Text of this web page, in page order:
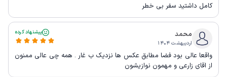
کامل داشتید سفر بی خطر
محمد
اردیبهشت ۱۴۰۴
پیشنهاد کرده
واقعا عالی بود فضا مطابق عکس ها نزدیک ب غار . همه چی عالی ممنون
از اقای زارعی و مهمون نوازیشون